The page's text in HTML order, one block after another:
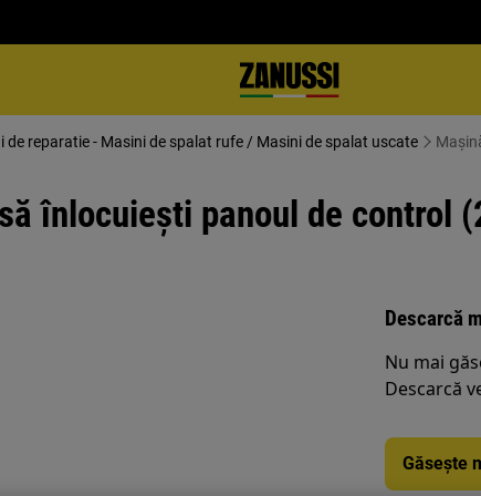
de reparatie - Masini de spalat rufe / Masini de spalat uscate
înlocuiești panoul de control
Descarcă
Nu mai
Descarcă
Găsește